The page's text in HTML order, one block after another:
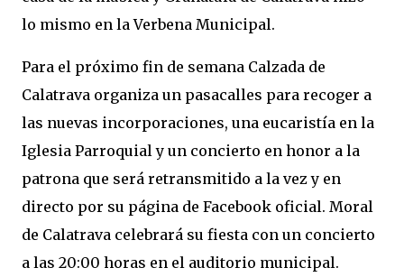
lo mismo en la Verbena Municipal.
Para el próximo fin de semana Calzada de
Calatrava organiza un pasacalles para recoger a
las nuevas incorporaciones, una eucaristía en la
Iglesia Parroquial y un concierto en honor a la
patrona que será retransmitido a la vez y en
directo por su página de Facebook oficial. Moral
de Calatrava celebrará su fiesta con un concierto
a las 20:00 horas en el auditorio municipal.